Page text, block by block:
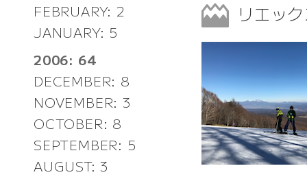
FEBRUARY: 2
JANUARY: 5
2006: 64
DECEMBER: 8
NOVEMBER: 3
OCTOBER: 8
SEPTEMBER: 5
AUGUST: 3
リエッ